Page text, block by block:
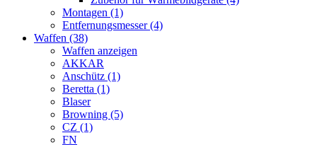
Montagen (1)
Entfernungsmesser (4)
Waffen (38)
Waffen anzeigen
AKKAR
Anschütz (1)
Beretta (1)
Blaser
Browning (5)
CZ (1)
FN